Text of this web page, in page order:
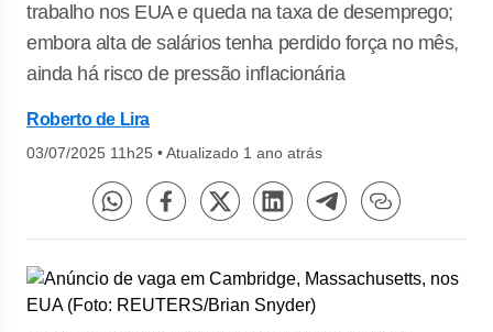
trabalho nos EUA e queda na taxa de desemprego;
embora alta de salários tenha perdido força no mês,
ainda há risco de pressão inflacionária
Roberto de Lira
03/07/2025 11h25 •Atualizado 1 ano atrás